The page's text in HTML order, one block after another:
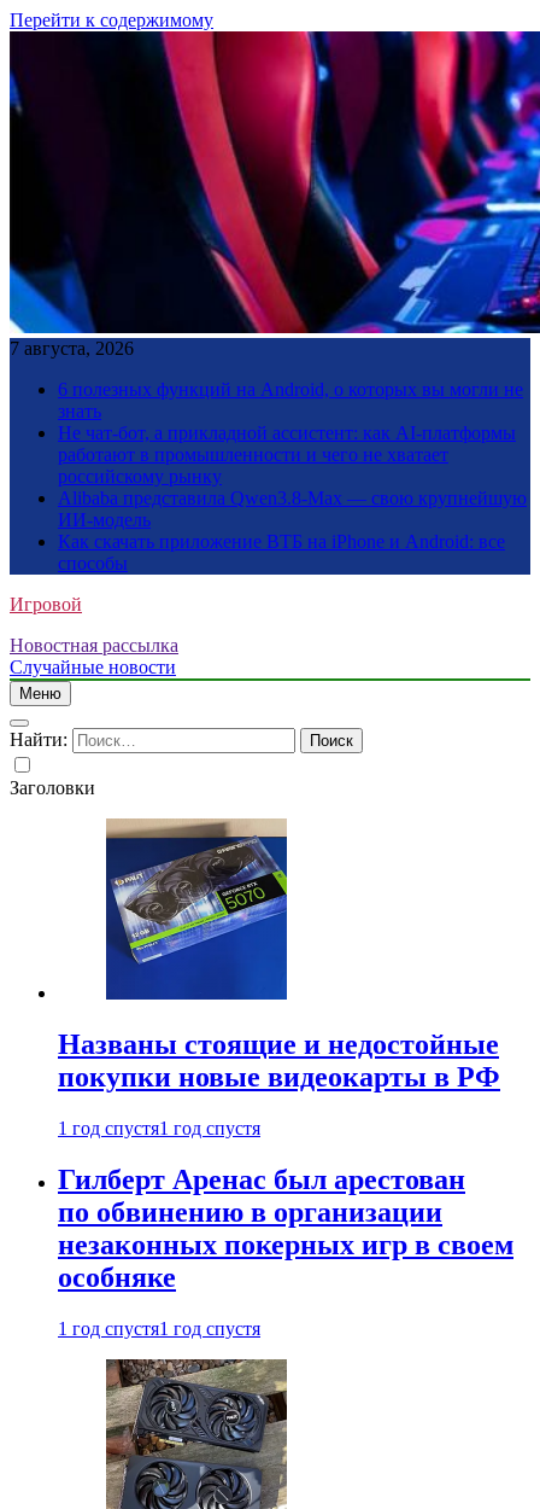
Перейти к содержимому
7 августа, 2026
6 полезных функций на Android, о которых вы могли не
знать
Не чат-бот, а прикладной ассистент: как AI-платформы
работают в промышленности и чего не хватает
российскому рынку
Alibaba представила Qwen3.8-Max — свою крупнейшую
ИИ-модель
Как скачать приложение ВТБ на iPhone и Android: все
способы
Игровой
Новостная рассылка
Случайные новости
Меню
Найти:
Заголовки
Названы стоящие и недостойные
покупки новые видеокарты в РФ
1 год спустя1 год спустя
Гилберт Аренас был арестован
по обвинению в организации
незаконных покерных игр в своем
особняке
1 год спустя1 год спустя